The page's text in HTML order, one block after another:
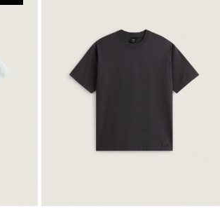
באמצעות שליח עד הבית ללא עלות או בסניפי הרשת
*בכפוף ל
תנאי ההחזרות וההחלפות המלאים כאן